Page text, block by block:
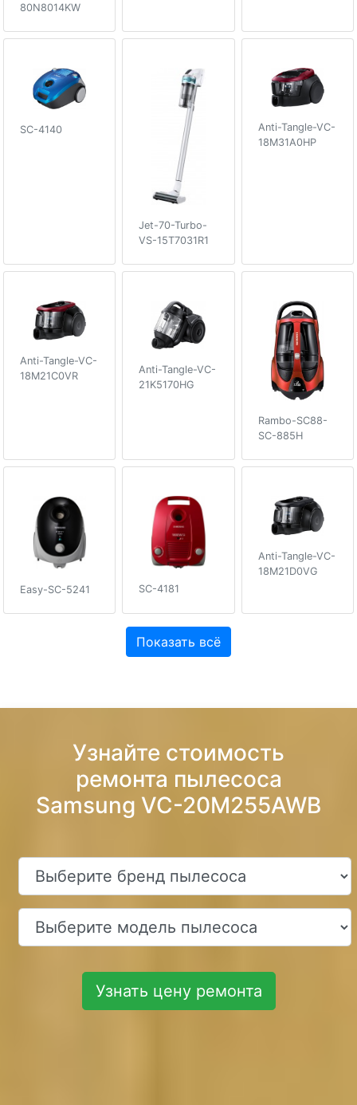
80N8014KW
SC-4140
Jet-70-Turbo-
VS-15T7031R1
Anti-Tangle-VC-
18M31A0HP
Anti-Tangle-VC-
18M21C0VR
Anti-Tangle-VC-
21K5170HG
Rambo-SC88-
SC-885H
Easy-SC-5241 SC-4181
Anti-Tangle-VC-
18M21D0VG
Показать всё
Узнайте стоимость
ремонта пылесоса
Samsung VC-20M255AWB
Узнать цену ремонта